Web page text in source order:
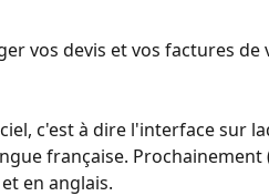
vos devis et vos factures
c'est à dire l'interface sur
française. Prochainement
en anglais.